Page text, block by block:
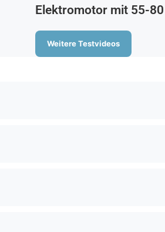
Elektromotor mit 55-
Weitere Testvideos